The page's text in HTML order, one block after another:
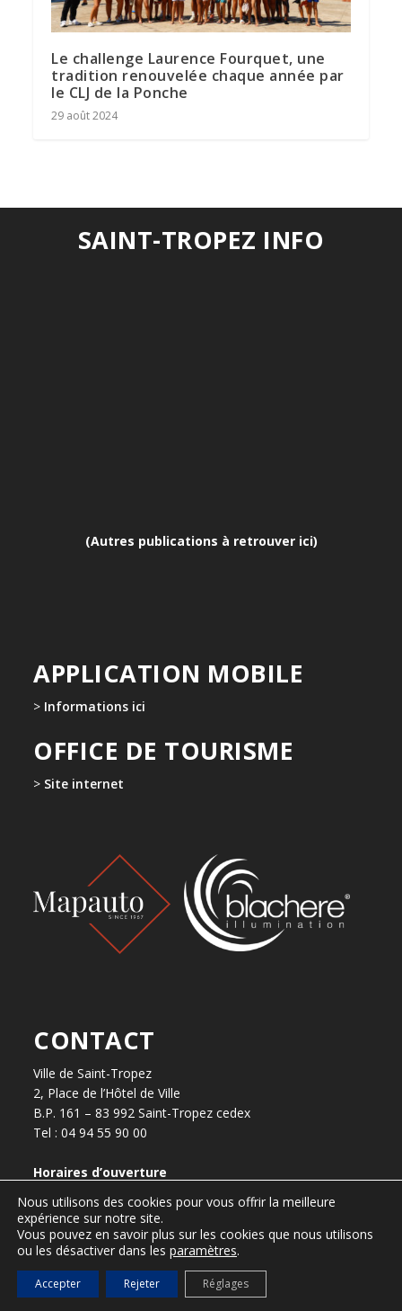
Le challenge Laurence Fourquet, une
tradition renouvelée chaque année par
le CLJ de la Ponche
APPLICATION MOBILE
OFFICE DE TOURISME
CONTACT
Ville de Saint-Tropez
2, Place de l’Hôtel de Ville
B.P. 161 – 83 992 Saint-Tropez cedex
Horaires d’ouverture
Du lundi au vendredi, de 8h30 à 12h30 et de 13h30 à 17h.
presse@ville-sainttropez.fr
Nous utilisons des cookies pour vous offrir la meilleure
expérience sur notre site.
Vous pouvez en savoir plus sur les cookies que nous utilisons
ou les désactiver dans les paramètres.
Accepter Rejeter Réglages